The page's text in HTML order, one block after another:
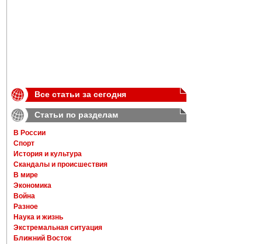
Все статьи за сегодня
Статьи по разделам
В России
Спорт
История и культура
Скандалы и происшествия
В мире
Экономика
Война
Разное
Наука и жизнь
Экстремальная ситуация
Ближний Восток